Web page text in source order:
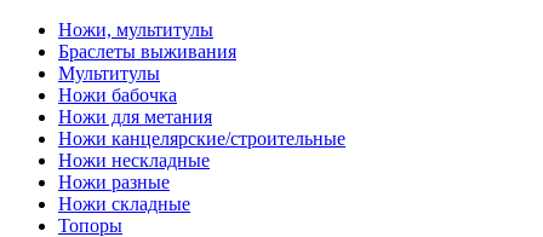
Ножи, мультитулы
Браслеты выживания
Мультитулы
Ножи бабочка
Ножи для метания
Ножи канцелярские/строительные
Ножи нескладные
Ножи разные
Ножи складные
Топоры